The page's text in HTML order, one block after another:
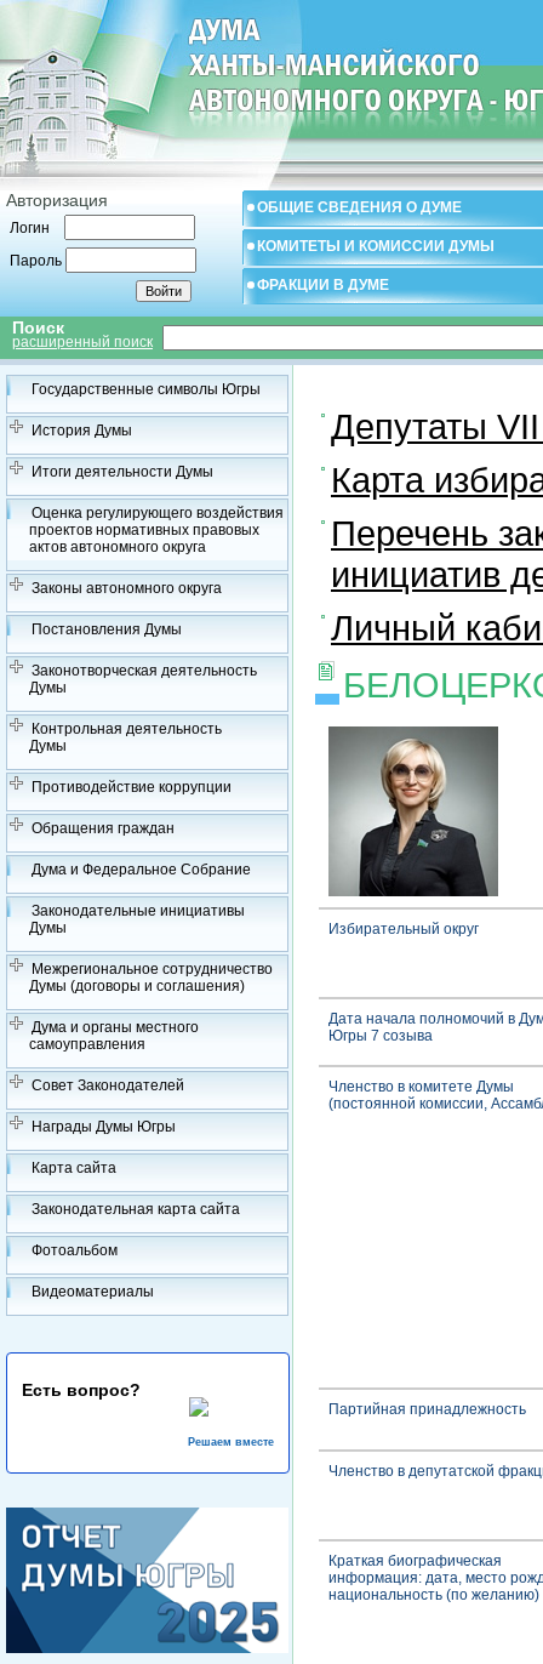
Авторизация
Логин
Пароль
ОБЩИЕ СВЕДЕНИЯ О ДУМЕ
КОМИТЕТЫ И КОМИССИИ ДУМЫ
ФРАКЦИИ В ДУМЕ
Поиск
расширенный поиск
Государственные символы Югры
История Думы
Итоги деятельности Думы
Оценка регулирующего воздействия
проектов нормативных правовых
актов автономного округа
Законы автономного округа
Постановления Думы
Законотворческая деятельность
Думы
Контрольная деятельность
Думы
Противодействие коррупции
Обращения граждан
Дума и Федеральное Собрание
Законодательные инициативы
Думы
Межрегиональное сотрудничество
Думы (договоры и соглашения)
Дума и органы местного
самоуправления
Совет Законодателей
Награды Думы Югры
Карта сайта
Законодательная карта сайта
Фотоальбом
Видеоматериалы
Есть вопрос?
Решаем вместе
Депутаты
Карта
Перечень
инициатив
Личный
Избирательный округ
Дата начала полномочий в
Югры 7 созыва
Членство в комитете Думы
(постоянной комиссии,
Партийная принадлежность
Членство в депутатской
Краткая биографическая
информация: дата, место
национальность (по желанию)